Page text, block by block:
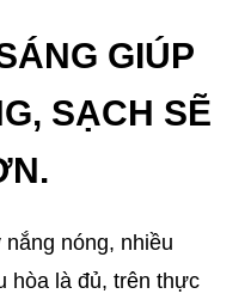
GIÚP
SẠCH SẼ
nóng, nhiều
hòa là đủ, trên thực